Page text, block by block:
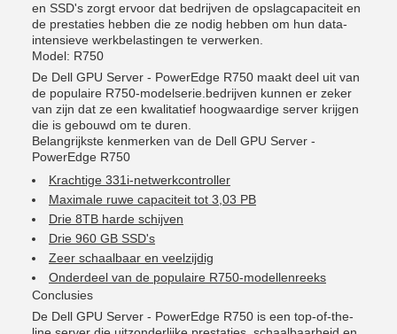
en SSD's zorgt ervoor dat bedrijven de opslagcapaciteit en
de prestaties hebben die ze nodig hebben om hun data-
intensieve werkbelastingen te verwerken.
Model: R750
De Dell GPU Server - PowerEdge R750 maakt deel uit van
de populaire R750-modelserie.bedrijven kunnen er zeker
van zijn dat ze een kwalitatief hoogwaardige server krijgen
die is gebouwd om te duren.
Belangrijkste kenmerken van de Dell GPU Server -
PowerEdge R750
Krachtige 331i-netwerkcontroller
Maximale ruwe capaciteit tot 3,03 PB
Drie 8TB harde schijven
Drie 960 GB SSD's
Zeer schaalbaar en veelzijdig
Onderdeel van de populaire R750-modellenreeks
Conclusies
De Dell GPU Server - PowerEdge R750 is een top-of-the-